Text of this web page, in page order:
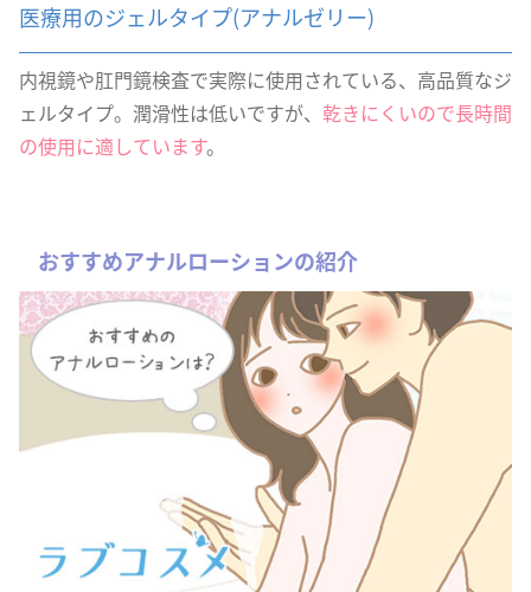
医療用のジェルタイプ(アナルゼリー)
内視鏡や肛門鏡検査で実際に使用されている、高品質なジ
ェルタイプ。潤滑性は低いですが、 乾きにくいので長時間
の使用に適しています。
おすすめアナルローションの紹介